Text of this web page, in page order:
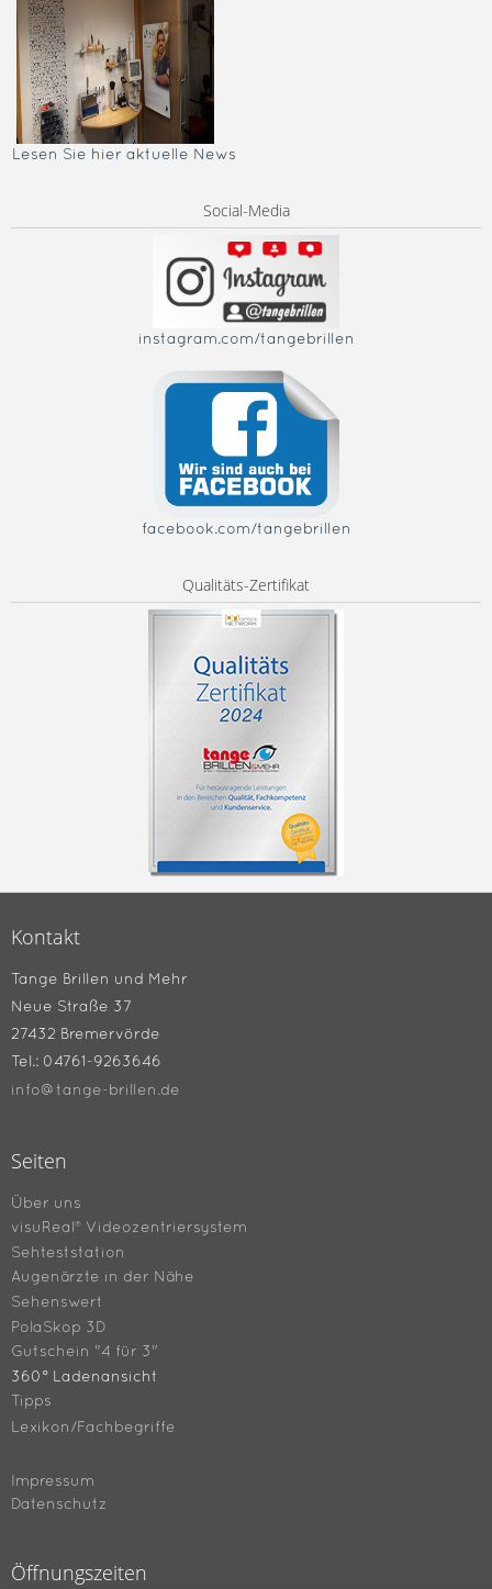
Lesen Sie hier aktuelle News
Social-Media
instagram.com/tangebrillen
facebook.com/tangebrillen
Qualitäts-Zertifikat
Kontakt
Tange Brillen und Mehr
Neue Straße 37
27432 Bremervörde
Tel.: 04761-9263646
info@tange-brillen.de
Seiten
Über uns
visuReal® Videozentriersystem
Sehteststation
Augenärzte in der Nähe
Sehenswert
PolaSkop 3D
Gutschein "4 für 3"
360° Ladenansicht
Tipps
Lexikon/Fachbegriffe
Impressum
Datenschutz
Öffnungszeiten